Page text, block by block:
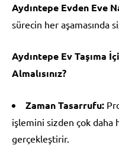
Aydıntepe Evden Eve
sürecin her aşamasında
Aydıntepe Ev Taşıma
Almalısınız?
Zaman Tasarrufu:
işlemini sizden çok daha
gerçekleştirir.